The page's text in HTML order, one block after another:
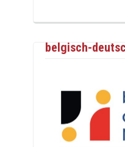
belgisch-